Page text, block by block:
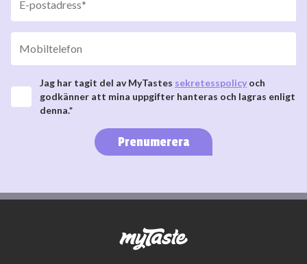
Jag har tagit del av MyTastes sekretesspolicy och
godkänner att mina uppgifter hanteras och lagras enligt
denna.*
Prenumerera